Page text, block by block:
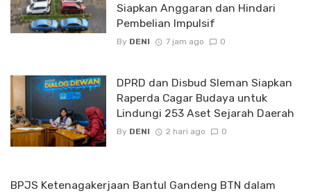
Siapkan Anggaran dan Hindari
Pembelian Impulsif
By DENI 7 jam ago 0
DPRD dan Disbud Sleman Siapkan
Raperda Cagar Budaya untuk
Lindungi 253 Aset Sejarah Daerah
By DENI 2 hari ago 0
BPJS Ketenagakerjaan Bantul Gandeng BTN dalam